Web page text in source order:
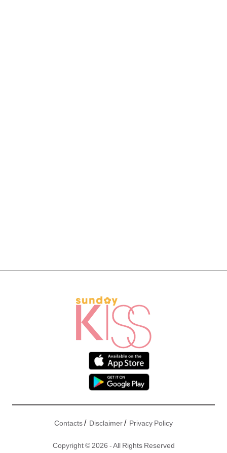
Contacts/ Disclaimer/ Privacy Policy
Copyright © 2026 - All Rights Reserved